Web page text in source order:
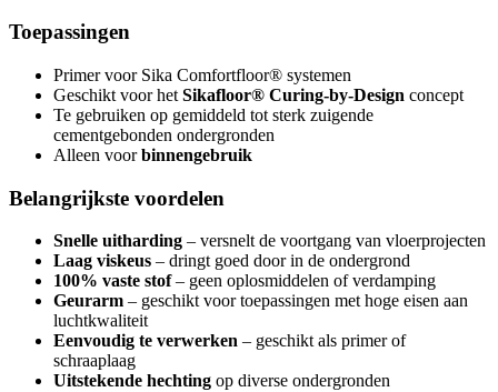
Toepassingen
Primer voor Sika Comfortfloor® systemen
Geschikt voor het Sikafloor® Curing-by-Design concept
Te gebruiken op gemiddeld tot sterk zuigende
cementgebonden ondergronden
Alleen voorbinnengebruik
Belangrijkste voordelen
Snelle uitharding – versnelt de voortgang van vloerprojecten
Laag viskeus – dringt goed door in de ondergrond
100% vaste stof– geen oplosmiddelen of verdamping
Geurarm – geschikt voor toepassingen met hoge eisen aan
luchtkwaliteit
Eenvoudig te verwerken – geschikt als primer of
schraaplaag
Uitstekende hechting op diverse ondergronden